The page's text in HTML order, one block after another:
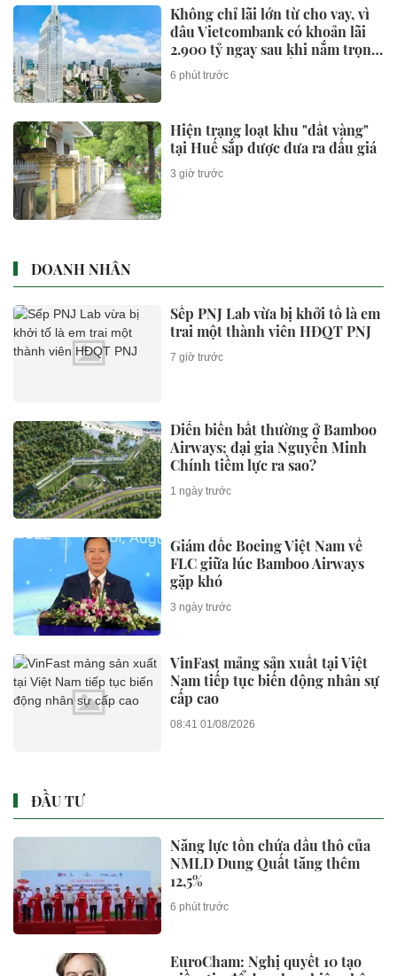
Không chỉ lãi lớn từ cho vay, vì
đâu Vietcombank có khoản lãi
2.900 tỷ ngay sau khi nắm trọn
toà tháp 35 tầng đắc địa hàng
đầu phường Sài Gòn?
6 phút trước
Hiện trạng loạt khu "đất vàng"
tại Huế sắp được đưa ra đấu giá
3 giờ trước
DOANH NHÂN
Sếp PNJ Lab vừa bị khởi tố là em
trai một thành viên HĐQT PNJ
7 giờ trước
Diễn biến bất thường ở Bamboo
Airways; đại gia Nguyễn Minh
Chính tiềm lực ra sao?
1 ngày trước
Giám đốc Boeing Việt Nam về
FLC giữa lúc Bamboo Airways
gặp khó
3 ngày trước
VinFast mảng sản xuất tại Việt
Nam tiếp tục biến động nhân sự
cấp cao
08:41 01/08/2026
ĐẦU TƯ
Năng lực tồn chứa dầu thô của
NMLD Dung Quất tăng thêm
12,5%
6 phút trước
EuroCham: Nghị quyết 10 tạo